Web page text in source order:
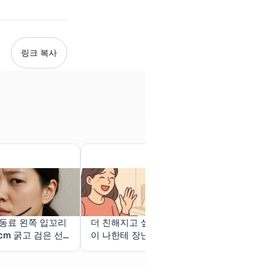
링크 복사
료 왼쪽 입꼬리
굵고 검은 선
더 친해지고 싶은 남사친
이 나한테 장난치는 꿈